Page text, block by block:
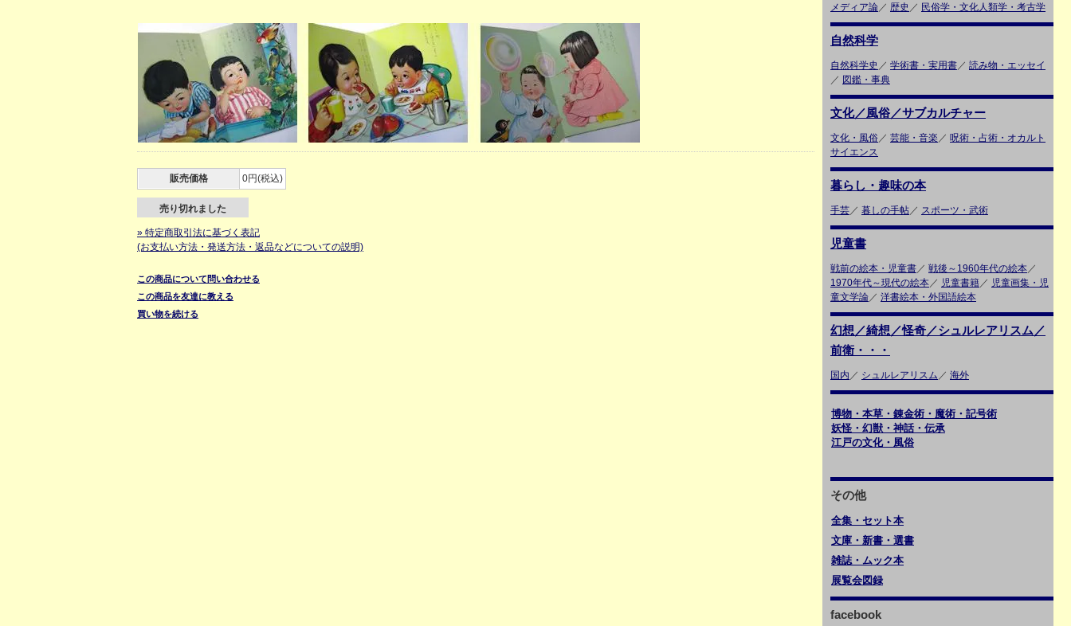
販売価格 0円(税込)
売り切れました
» 特定商取引法に基づく表記
(お支払い方法・発送方法・返品などについての説明)
この商品について問い合わせる
この商品を友達に教える
買い物を続ける
メディア論／ 歴史 ／ 民俗学・文化人類学・考古学
自然科学
自然科学史 ／ 学術書・実用書／ 読み物・エッセイ
／ 図鑑・事典
文化／風俗／サブカルチャー
文化・風俗／ 芸能・音楽 ／ 呪術・占術・オカルト
サイエンス
暮らし・趣味の本
手芸／ 暮しの手帖／ スポーツ・武術
児童書
戦前の絵本・児童書／ 戦後～1960年代の絵本／
1970年代～現代の絵本／ 児童書籍／ 児童画集・児
童文学論／ 洋書絵本・外国語絵本
幻想／綺想／怪奇／シュルレアリスム／
前衛・・・
国内 ／ シュルレアリスム ／ 海外
博物・本草・錬金術・魔術・記号術
妖怪・幻獣・神話・伝承
江戸の文化・風俗
その他
全集・セット本
文庫・新書・選書
雑誌・ムック本
展覧会図録
facebook